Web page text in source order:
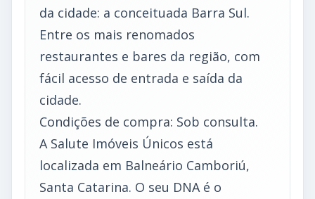
da cidade: a conceituada Barra Sul.
Entre os mais renomados
restaurantes e bares da região, com
fácil acesso de entrada e saída da
cidade.
Condições de compra: Sob consulta.
A Salute Imóveis Únicos está
localizada em Balneário Camboriú,
Santa Catarina. O seu DNA é o